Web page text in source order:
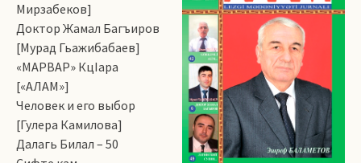
Мирзабеков]
Доктор Жамал Багъиров
[Мурад Гьажибабаев]
«МАРВАР» КцIара
[«АЛАМ»]
Человек и его выбор
[Гулера Камилова]
Далагь Билал – 50